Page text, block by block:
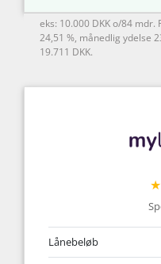
eks: 10.000 DKK o/84 mdr.
24,51 %, månedlig ydelse
19.711 DKK.
Lånebeløb